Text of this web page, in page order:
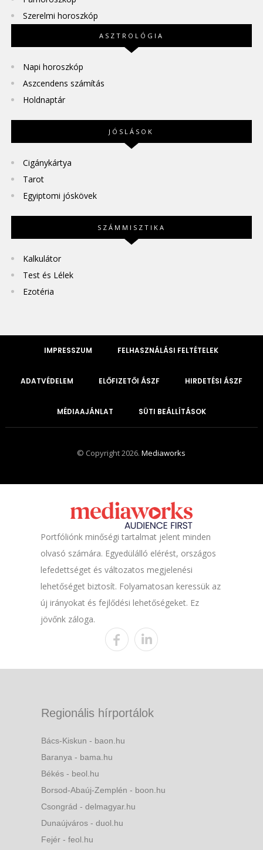
Szerelmi horoszkóp
ASZTROLÓGIA
Napi horoszkóp
Aszcendens számítás
Holdnaptár
JÓSLÁSOK
Cigánykártya
Tarot
Egyiptomi jóskövek
SZÁMMISZTIKA
Kalkulátor
Test és Lélek
Ezotéria
IMPRESSZUM FELHASZNÁLÁSI FELTÉTELEK
ADATVÉDELEM ELŐFIZETŐI ÁSZF HIRDETÉSI ÁSZF
MÉDIAAJÁNLAT SÜTI BEÁLLÍTÁSOK
© Copyright 2026.Mediaworks
Portfóliónk minőségi tartalmat jelent minden
olvasó számára. Egyedülálló elérést, országos
lefedettséget és változatos megjelenési
lehetőséget biztosít. Folyamatosan keressük az
új irányokat és fejlődési lehetőségeket. Ez
jövőnk záloga.
Regionális hírportálok
Bács-Kiskun - baon.hu
Baranya - bama.hu
Békés - beol.hu
Borsod-Abaúj-Zemplén - boon.hu
Csongrád - delmagyar.hu
Dunaújváros - duol.hu
Fejér - feol.hu